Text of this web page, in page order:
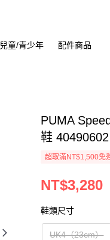
兒童/青少年 配件商品
PUMA
鞋 40490602
超取滿NT$1,500免
NT$3,280
鞋類尺寸
UK4（23cm）